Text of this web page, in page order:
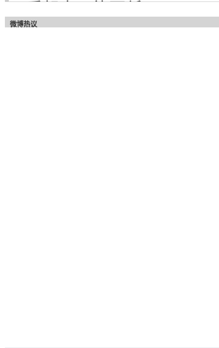
点，或许2.1%，但是我
微博热议